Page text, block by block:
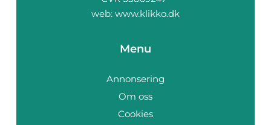
web: www.klikko.dk
Menu
Annonsering
Om oss
Cookies